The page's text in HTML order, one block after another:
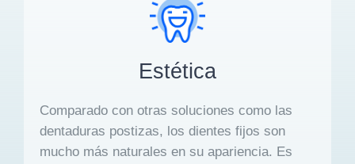
Estética
Comparado con otras soluciones como las
dentaduras postizas, los dientes fijos son
mucho más naturales en su apariencia. Es